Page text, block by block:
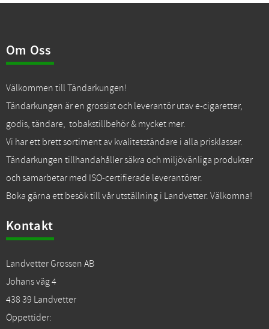
Om Oss
Välkommen till Tändarkungen!
Tändarkungen är en grossist och leverantör utav e-cigaretter,
godis, tändare, tobakstillbehör & mycket mer.
Vi har ett brett sortiment av kvalitetständare i alla prisklasser.
Tändarkungen tillhandahåller säkra och miljövänliga produkter
och samarbetar med ISO-certifierade leverantörer.
Boka gärna ett besök till vår utställning i Landvetter. Välkomna!
Kontakt
Landvetter Grossen AB
Johans väg 4
438 39 Landvetter
Öppettider: